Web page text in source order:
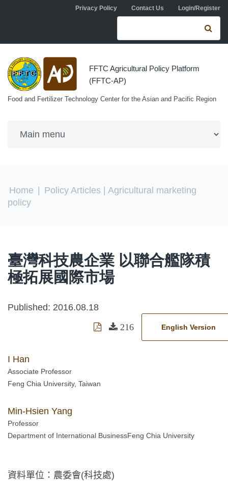
Skip to main contentPrivacy Policy Contact Us Login/Register
Search form
FFTC Agricultural Policy Platform
(FFTC-AP)
Food and Fertilizer Technology Center for the Asian and Pacific Region
You are here
Home Policy Articles | Agricultural marketing
policy
臺灣科技農企業 以聯合艦隊積
極拓展國際市場
Published: 2016.08.18
English Version
216
I Han
Associate Professor
Feng Chia University, Taiwan
Min-Hsien Yang
Professor
Department of International BusinessFeng Chia University
資料單位：農委會(科技處)